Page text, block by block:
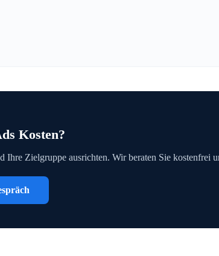
Kosten?
Zielgruppe ausrichten. Wir beraten Sie kostenfrei